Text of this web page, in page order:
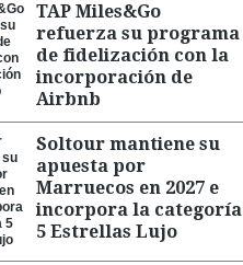
TAP Miles&Go
refuerza su programa
de fidelización con la
incorporación de
Airbnb
Soltour mantiene su
apuesta por
Marruecos en 2027 e
incorpora la categoría
5 Estrellas Lujo